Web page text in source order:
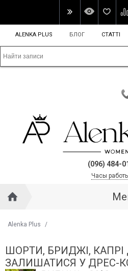
ALENKA PLUS БЛОГ СТАТТІ
(096) 484-
Часы
Alenka Plus /
ШОРТИ, БРИДЖІ, КАПРІ
ЗАЛИШАТИСЯ У ДРЕС-